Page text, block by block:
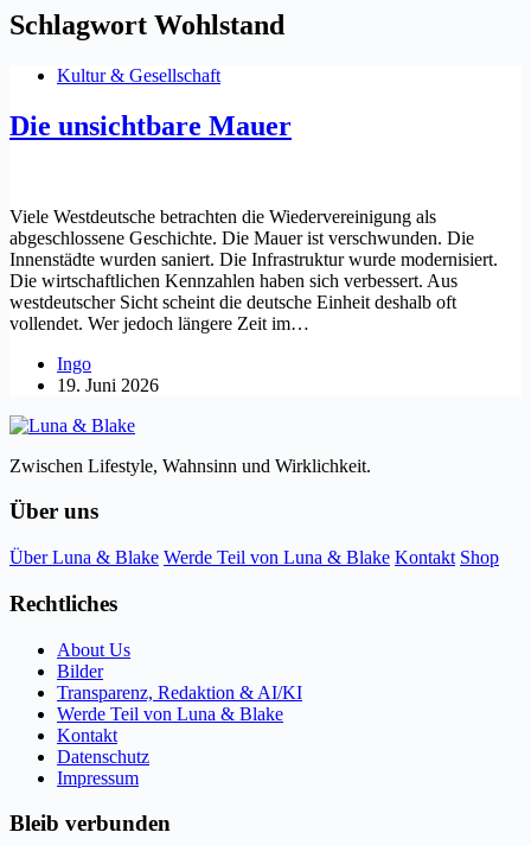
Schlagwort Wohlstand
Kultur & Gesellschaft
Die unsichtbare Mauer
Viele Westdeutsche betrachten die Wiedervereinigung als
abgeschlossene Geschichte. Die Mauer ist verschwunden. Die
Innenstädte wurden saniert. Die Infrastruktur wurde modernisiert.
Die wirtschaftlichen Kennzahlen haben sich verbessert. Aus
westdeutscher Sicht scheint die deutsche Einheit deshalb oft
vollendet. Wer jedoch längere Zeit im…
Ingo
19. Juni 2026
Zwischen Lifestyle, Wahnsinn und Wirklichkeit.
Über uns
Über Luna & Blake Werde Teil von Luna & Blake Kontakt Shop
Rechtliches
About Us
Bilder
Transparenz, Redaktion & AI/KI
Werde Teil von Luna & Blake
Kontakt
Datenschutz
Impressum
Bleib verbunden